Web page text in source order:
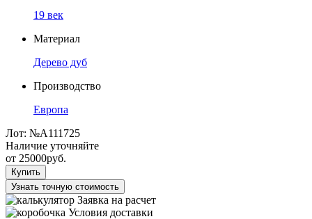
19 век
Материал
Дерево дуб
Производство
Европа
Лот: №А111725
Наличие уточняйте
от 25000руб.
Купить
Узнать точную стоимость
Заявка на расчет
Условия доставки